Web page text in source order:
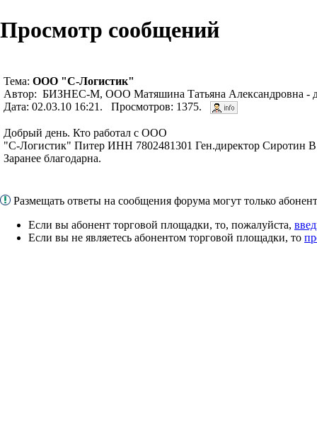
Просмотр сообщений
Тема: ООО "С-Логистик"
Автор: БИЗНЕС-М, ООО Матяшина Татьяна Александровна -
Дата: 02.03.10 16:21. Просмотров: 1375.
Добрый день. Кто работал с ООО
"С-Логистик" Питер ИНН 7802481301 Ген.директор Сиротин
Заранее благодарна.
Размещать ответы на сообщения форума могут только
Если вы абонент торговой площадки, то, пожалуйста,
Если вы не являетесь абонентом торговой площадки, то